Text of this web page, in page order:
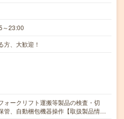
～23:00
方、大歓迎！
ォークリフト運搬等製品の検査・切
管、自動梱包機器操作【取扱製品情…